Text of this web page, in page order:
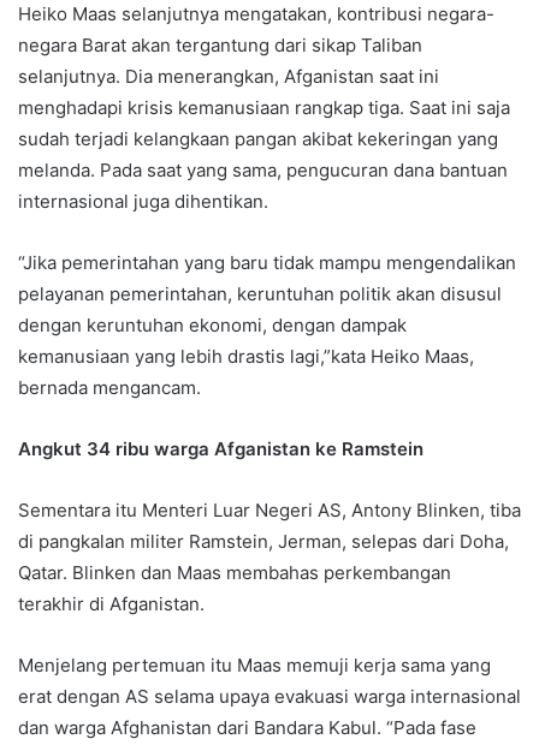
Heiko Maas selanjutnya mengatakan, kontribusi negara-
negara Barat akan tergantung dari sikap Taliban
selanjutnya. Dia menerangkan, Afganistan saat ini
menghadapi krisis kemanusiaan rangkap tiga. Saat ini saja
sudah terjadi kelangkaan pangan akibat kekeringan yang
melanda. Pada saat yang sama, pengucuran dana bantuan
internasional juga dihentikan.
“Jika pemerintahan yang baru tidak mampu mengendalikan
pelayanan pemerintahan, keruntuhan politik akan disusul
dengan keruntuhan ekonomi, dengan dampak
kemanusiaan yang lebih drastis lagi,”kata Heiko Maas,
bernada mengancam.
Angkut 34 ribu warga Afganistan ke Ramstein
Sementara itu Menteri Luar Negeri AS, Antony Blinken, tiba
di pangkalan militer Ramstein, Jerman, selepas dari Doha,
Qatar. Blinken dan Maas membahas perkembangan
terakhir di Afganistan.
Menjelang pertemuan itu Maas memuji kerja sama yang
erat dengan AS selama upaya evakuasi warga internasional
dan warga Afghanistan dari Bandara Kabul. “Pada fase